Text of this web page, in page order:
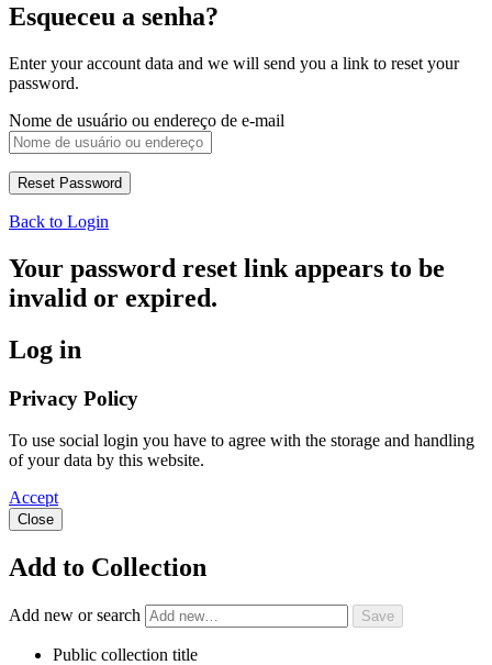
Esqueceu a senha?
Enter your account data and we will send you a link to reset your
password.
Nome de usuário ou endereço de e-mail
Back to Login
Your password reset link appears to be
invalid or expired.
Log in
Privacy Policy
To use social login you have to agree with the storage and handling
of your data by this website.
Accept
Close
Add to Collection
Add new or search
Public collection title